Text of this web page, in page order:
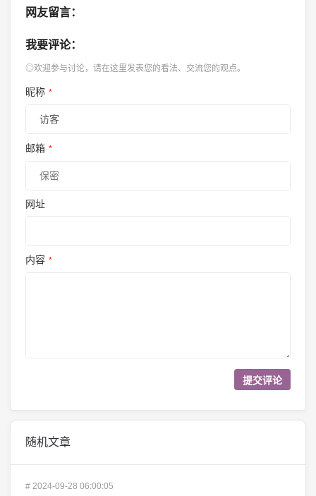
网友留言：
我要评论：
◎欢迎参与讨论，请在这里发表您的看法、交流您的观点。
昵称 *
邮箱 *
网址
内容 *
随机文章
# 2024-09-28 06:00:05